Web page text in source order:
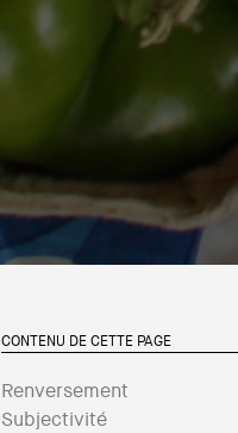
CONTENU DE CETTE PAGE
Renversement
Subjectivité